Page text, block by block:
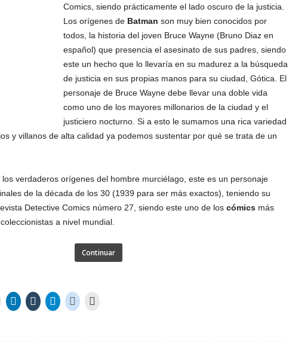
Comics, siendo prácticamente el lado oscuro de la justicia.
Los orígenes de Batman son muy bien conocidos por
todos, la historia del joven Bruce Wayne (Bruno Diaz en
español) que presencia el asesinato de sus padres, siendo
este un hecho que lo llevaría en su madurez a la búsqueda
de justicia en sus propias manos para su ciudad, Gótica. El
personaje de Bruce Wayne debe llevar una doble vida
como uno de los mayores millonarios de la ciudad y el
justiciero nocturno. Si a esto le sumamos una rica variedad
y villanos de alta calidad ya podemos sustentar por qué se trata de un
verdaderos orígenes del hombre murciélago, este es un personaje
de la década de los 30 (1939 para ser más exactos), teniendo su
Detective Comics número 27, siendo este uno de los cómicsmás
a nivel mundial.
Continuar